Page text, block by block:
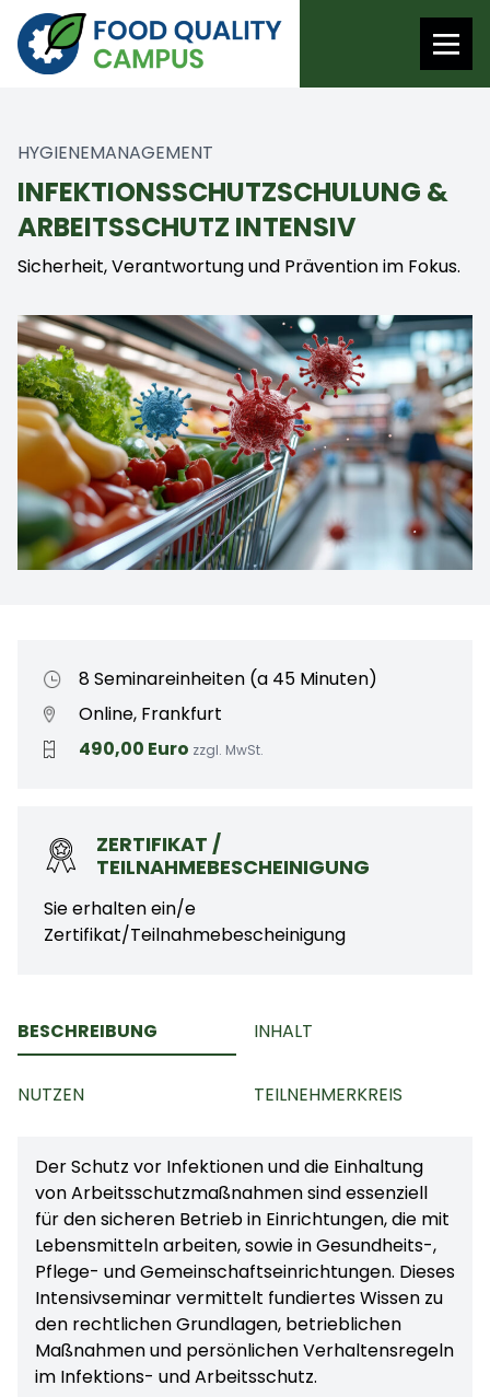
HYGIENEMANAGEMENT
INFEKTIONSSCHUTZSCHULUNG &
ARBEITSSCHUTZ INTENSIV
Sicherheit, Verantwortung und Prävention im Fokus.
8 Seminareinheiten (a 45 Minuten)
Online, Frankfurt
490,00 Euro zzgl. MwSt.
ZERTIFIKAT /
TEILNAHMEBESCHEINIGUNG
Sie erhalten ein/e
Zertifikat/Teilnahmebescheinigung
BESCHREIBUNG INHALT
NUTZEN TEILNEHMERKREIS
Der Schutz vor Infektionen und die Einhaltung
von Arbeitsschutzmaßnahmen sind essenziell
für den sicheren Betrieb in Einrichtungen, die mit
Lebensmitteln arbeiten, sowie in Gesundheits-,
Pflege- und Gemeinschaftseinrichtungen. Dieses
Intensivseminar vermittelt fundiertes Wissen zu
den rechtlichen Grundlagen, betrieblichen
Maßnahmen und persönlichen Verhaltensregeln
im Infektions- und Arbeitsschutz.